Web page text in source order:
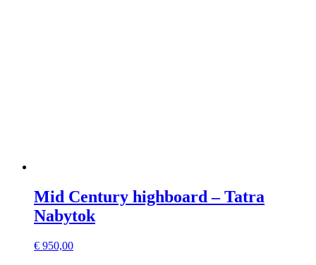
Mid Century highboard – Tatra
Nabytok
€ 950,00